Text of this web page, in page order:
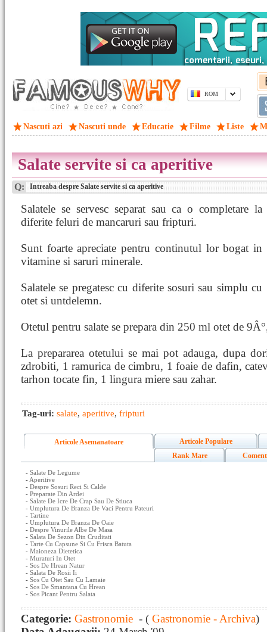
ROM
Nascuti azi Nascuti unde Educatie Filme Liste
Salate servite si ca aperitive
Q: Intreaba despre Salate servite si ca aperitive
Salatele se servesc separat sau ca o completare la
diferite feluri de mancaruri sau fripturi.
Sunt foarte apreciate pentru continutul lor bogat in
vitamine si saruri minerale.
Salatele se pregatesc cu diferite sosuri sau simplu cu
otet si untdelemn.
Otetul pentru salate se prepara din 250 ml otet de
La prepararea otetului se mai pot adauga, dupa
zdrobiti, 1 ramurica de cimbru, 1 foaie de dafin,
tarhon tocate fin, 1 lingura miere sau zahar.
Tag-uri: salate, aperitive, fripturi
Articole Asemanatoare
Articole Populare
Rank Mare
- Salate De Legume
- Aperitive
- Despre Sosuri Reci Si Calde
- Preparate Din Ardei
- Salate De Icre De Crap Sau De Stiuca
- Umplutura De Branza De Vaci Pentru Pateuri
- Tartine
- Umplutura De Branza De Oaie
- Despre Vinurile Albe De Masa
- Salata De Sezon Din Cruditati
- Tarte Cu Capsune Si Cu Frisca Batuta
- Maioneza Dietetica
- Muraturi In Otet
- Sos De Hrean Natur
- Salata De Rosii Ii
- Sos Cu Otet Sau Cu Lamaie
- Sos De Smantana Cu Hrean
- Sos Picant Pentru Salata
Categorie: Gastronomie - ( Gastronomie - Archiva)